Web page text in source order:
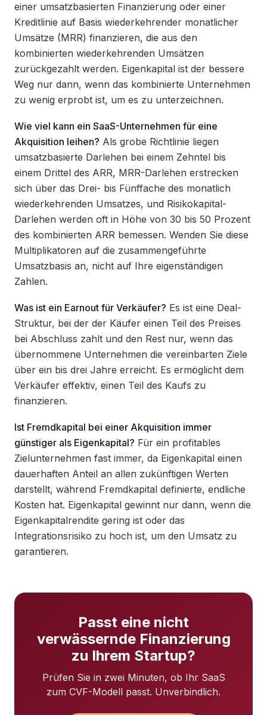
einer umsatzbasierten Finanzierung oder einer
Kreditlinie auf Basis wiederkehrender monatlicher
Umsätze (MRR) finanzieren, die aus den
kombinierten wiederkehrenden Umsätzen
zurückgezahlt werden. Eigenkapital ist der bessere
Weg nur dann, wenn das kombinierte Unternehmen
zu wenig erprobt ist, um es zu unterzeichnen.
Wie viel kann ein SaaS-Unternehmen für eine
Akquisition leihen? Als grobe Richtlinie liegen
umsatzbasierte Darlehen bei einem Zehntel bis
einem Drittel des ARR, MRR-Darlehen erstrecken
sich über das Drei- bis Fünffache des monatlich
wiederkehrenden Umsatzes, und Risikokapital-
Darlehen werden oft in Höhe von 30 bis 50 Prozent
des kombinierten ARR bemessen. Wenden Sie diese
Multiplikatoren auf die zusammengeführte
Umsatzbasis an, nicht auf Ihre eigenständigen
Zahlen.
Was ist ein Earnout für Verkäufer? Es ist eine Deal-
Struktur, bei der der Käufer einen Teil des Preises
bei Abschluss zahlt und den Rest nur, wenn das
übernommene Unternehmen die vereinbarten Ziele
über ein bis drei Jahre erreicht. Es ermöglicht dem
Verkäufer effektiv, einen Teil des Kaufs zu
finanzieren.
Ist Fremdkapital bei einer Akquisition immer
günstiger als Eigenkapital? Für ein profitables
Zielunternehmen fast immer, da Eigenkapital einen
dauerhaften Anteil an allen zukünftigen Werten
darstellt, während Fremdkapital definierte, endliche
Kosten hat. Eigenkapital gewinnt nur dann, wenn die
Eigenkapitalrendite gering ist oder das
Integrationsrisiko zu hoch ist, um den Umsatz zu
garantieren.
Passt eine nicht
verwässernde Finanzierung
zu Ihrem Startup?
Prüfen Sie in zwei Minuten, ob Ihr SaaS
zum CVF-Modell passt. Unverbindlich.